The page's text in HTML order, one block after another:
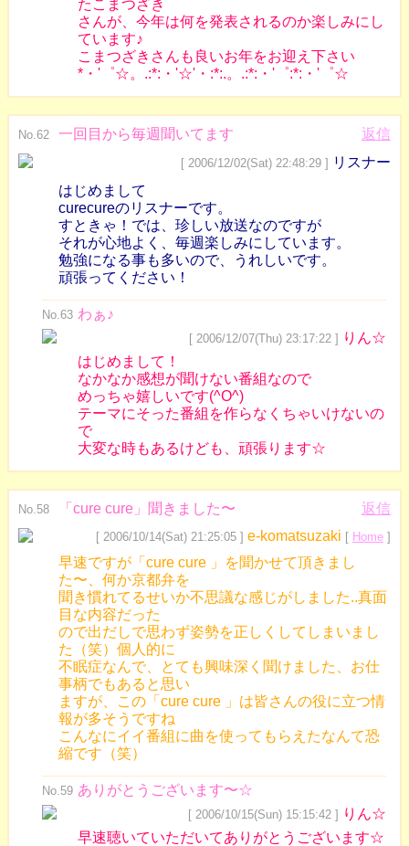
たこまつざき
さんが、今年は何を発表されるのか楽しみにし
ています♪
こまつざきさんも良いお年をお迎え下さい
*・'゜☆。.:*:・'☆'・:*:.。.:*:・'゜:*:・'゜☆
No.62 一回目から毎週聞いてます 返信
[ 2006/12/02(Sat) 22:48:29 ] リスナー
はじめまして
curecureのリスナーです。
すときゃ！では、珍しい放送なのですが
それが心地よく、毎週楽しみにしています。
勉強になる事も多いので、うれしいです。
頑張ってください！
No.63 わぁ♪
[ 2006/12/07(Thu) 23:17:22 ] りん☆
はじめまして！
なかなか感想が聞けない番組なので
めっちゃ嬉しいです(^O^)
テーマにそった番組を作らなくちゃいけないの
で
大変な時もあるけども、頑張ります☆
No.58 「cure cure」聞きました〜 返信
[ 2006/10/14(Sat) 21:25:05 ] e-komatsuzaki [ Home ]
早速ですが「cure cure 」を聞かせて頂きまし
た〜、何か京都弁を
聞き慣れてるせいか不思議な感じがしました..真面
目な内容だった
ので出だしで思わず姿勢を正しくしてしまいまし
た（笑）個人的に
不眠症なんで、とても興味深く聞けました、お仕
事柄でもあると思い
ますが、この「cure cure 」は皆さんの役に立つ情
報が多そうですね
こんなにイイ番組に曲を使ってもらえたなんて恐
縮です（笑）
No.59 ありがとうございます〜☆
[ 2006/10/15(Sun) 15:15:42 ] りん☆
早速聴いていただいてありがとうございます☆